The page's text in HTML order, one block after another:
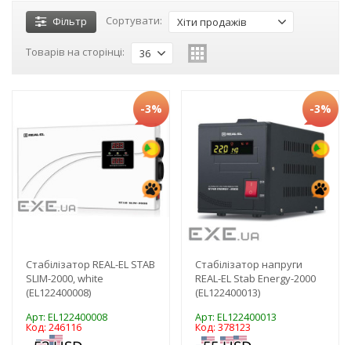
Фільтр Сортувати: Хіти продажів
Товарів на сторінці: 36
-3%
Стабілізатор REAL-EL STAB
SLIM-2000, white
(EL122400008)
Арт: EL122400008
Код: 246116
-3%
Стабілізатор напруги
REAL-EL Stab Energy-2000
(EL122400013)
Арт: EL122400013
Код: 378123